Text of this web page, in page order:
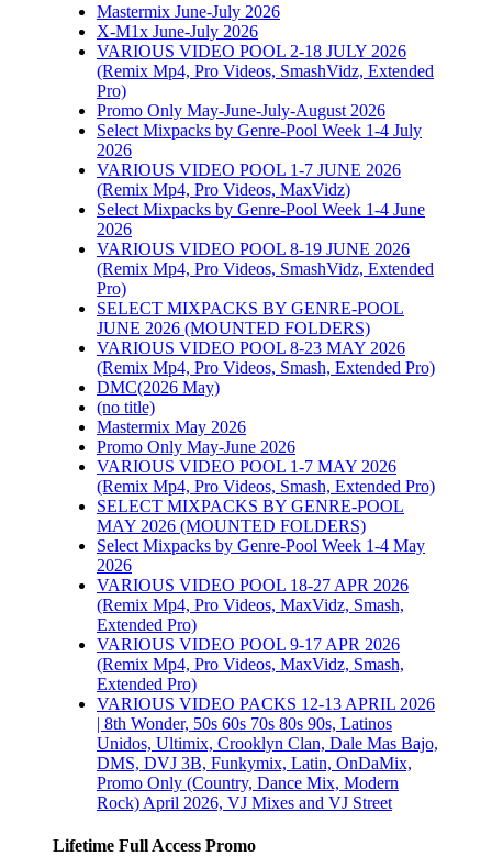
Mastermix June-July 2026
X-M1x June-July 2026
VARIOUS VIDEO POOL 2-18 JULY 2026
(Remix Mp4, Pro Videos, SmashVidz, Extended
Pro)
Promo Only May-June-July-August 2026
Select Mixpacks by Genre-Pool Week 1-4 July
2026
VARIOUS VIDEO POOL 1-7 JUNE 2026
(Remix Mp4, Pro Videos, MaxVidz)
Select Mixpacks by Genre-Pool Week 1-4 June
2026
VARIOUS VIDEO POOL 8-19 JUNE 2026
(Remix Mp4, Pro Videos, SmashVidz, Extended
Pro)
SELECT MIXPACKS BY GENRE-POOL
JUNE 2026 (MOUNTED FOLDERS)
VARIOUS VIDEO POOL 8-23 MAY 2026
(Remix Mp4, Pro Videos, Smash, Extended Pro)
DMC(2026 May)
(no title)
Mastermix May 2026
Promo Only May-June 2026
VARIOUS VIDEO POOL 1-7 MAY 2026
(Remix Mp4, Pro Videos, Smash, Extended Pro)
SELECT MIXPACKS BY GENRE-POOL
MAY 2026 (MOUNTED FOLDERS)
Select Mixpacks by Genre-Pool Week 1-4 May
2026
VARIOUS VIDEO POOL 18-27 APR 2026
(Remix Mp4, Pro Videos, MaxVidz, Smash,
Extended Pro)
VARIOUS VIDEO POOL 9-17 APR 2026
(Remix Mp4, Pro Videos, MaxVidz, Smash,
Extended Pro)
VARIOUS VIDEO PACKS 12-13 APRIL 2026
| 8th Wonder, 50s 60s 70s 80s 90s, Latinos
Unidos, Ultimix, Crooklyn Clan, Dale Mas Bajo,
DMS, DVJ 3B, Funkymix, Latin, OnDaMix,
Promo Only (Country, Dance Mix, Modern
Rock) April 2026, VJ Mixes and VJ Street
Lifetime Full Access Promo